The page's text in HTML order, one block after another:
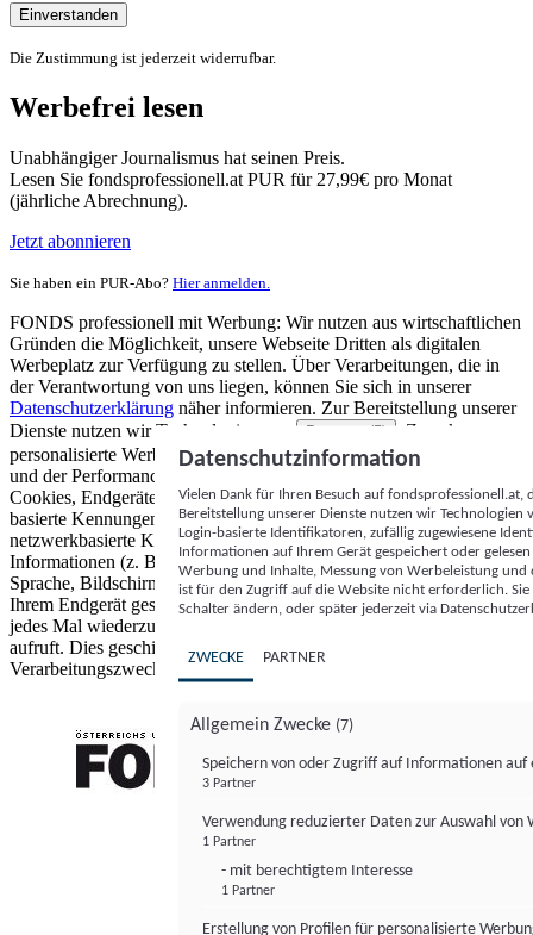
Einverstanden
Die Zustimmung ist jederzeit widerrufbar.
Werbefrei lesen
Unabhängiger Journalismus hat seinen Preis.
Lesen Sie fondsprofessionell.at PUR für 27,99€ pro Monat
(jährliche Abrechnung).
Jetzt abonnieren
Sie haben ein PUR-Abo? Hier anmelden.
FONDS professionell mit Werbung: Wir nutzen aus wirtschaftlichen
Gründen die Möglichkeit, unsere Webseite Dritten als digitalen
Werbeplatz zur Verfügung zu stellen. Über Verarbeitungen, die in
der Verantwortung von uns liegen, können Sie sich in unserer
Datenschutzerklärung näher informieren. Zur Bereitstellung unserer
Dienste nutzen wir Technologien von
Partnern (5)
. Zwecke:
personalisierte Werbung und Inhalte, Messung von Werbeleistung
und der Performance von Inhalten sowie Zielgruppenforschung.
Cookies, Endgeräte- oder ähnliche Online-Kennungen (z. B. login-
basierte Kennungen, zufällig generierte Kennungen,
netzwerkbasierte Kennungen) können zusammen mit anderen
Informationen (z. B. Browsertyp und Browserinformationen,
Sprache, Bildschirmgröße, unterstützte Technologien usw.) auf
Ihrem Endgerät gespeichert oder von dort ausgelesen werden, um es
jedes Mal wiederzuerkennen, wenn es eine App oder einer Webseite
aufruft. Dies geschieht für einen oder mehrere der hier aufgeführten
Verarbeitungszwecke.
Datenschutzinformation
Vielen Dank für Ihren Besuch auf
Bereitstellung unserer Dienste nutzen wir Technologien
Login-basierte Identifikatoren, zufällig zugewiesene
Informationen auf Ihrem Gerät gespeichert oder
Werbung und Inhalte, Messung von Werbeleistung
ist für den Zugriff auf die Website nicht erforderlich.
Schalter ändern, oder später jederzeit via
ZWECKE PARTNER
Allgemein Zwecke (7)
Speichern von oder Zugriff auf Informationen auf
3 Partner
Verwendung reduzierter Daten zur Auswahl von
1 Partner
- mit berechtigtem Interesse
1 Partner
Erstellung von Profilen für personalisierte
FONDS professionell